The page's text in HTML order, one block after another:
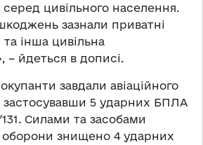
цивільного населення.
зазнали приватні
інша цивільна
– йдеться в дописі.
завдали авіаційного
застосувавши 5 ударних БПЛА
Силами та засобами
оборони знищено 4 ударних